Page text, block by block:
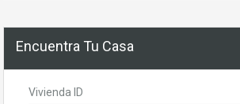
Encuentra Tu Casa
Vivienda ID